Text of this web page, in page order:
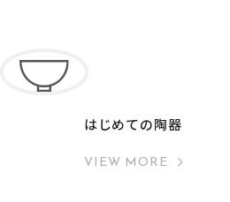
はじめての陶器
VIEW MORE